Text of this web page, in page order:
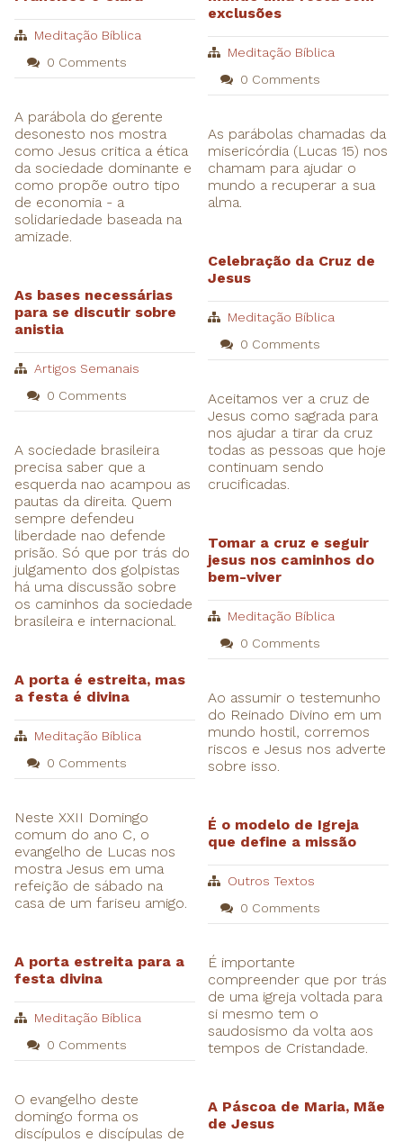
Meditação Bíblica
0 Comments
A parábola do gerente
desonesto nos mostra
como Jesus critica a ética
da sociedade dominante e
como propõe outro tipo
de economia - a
solidariedade baseada na
amizade.
exclusões
Meditação Bíblica
0 Comments
As parábolas chamadas da
misericórdia (Lucas 15) nos
chamam para ajudar o
mundo a recuperar a sua
alma.
Celebração da Cruz de
Jesus
Meditação Bíblica
0 Comments
Aceitamos ver a cruz de
Jesus como sagrada para
nos ajudar a tirar da cruz
todas as pessoas que hoje
continuam sendo
crucificadas.
As bases necessárias
para se discutir sobre
anistia
Artigos Semanais
0 Comments
A sociedade brasileira
precisa saber que a
esquerda nao acampou as
pautas da direita. Quem
sempre defendeu
liberdade nao defende
prisão. Só que por trás do
julgamento dos golpistas
há uma discussão sobre
os caminhos da sociedade
brasileira e internacional.
Tomar a cruz e seguir
jesus nos caminhos do
bem-viver
Meditação Bíblica
0 Comments
Ao assumir o testemunho
do Reinado Divino em um
mundo hostil, corremos
riscos e Jesus nos adverte
sobre isso.
A porta é estreita, mas
a festa é divina
Meditação Bíblica
0 Comments
Neste XXII Domingo
comum do ano C, o
evangelho de Lucas nos
mostra Jesus em uma
refeição de sábado na
casa de um fariseu amigo.
É o modelo de Igreja
que define a missão
Outros Textos
0 Comments
É importante
compreender que por trás
de uma igreja voltada para
si mesmo tem o
saudosismo da volta aos
tempos de Cristandade.
A porta estreita para a
festa divina
Meditação Bíblica
0 Comments
O evangelho deste
domingo forma os
discípulos e discípulas de
A Páscoa de Maria, Mãe
de Jesus